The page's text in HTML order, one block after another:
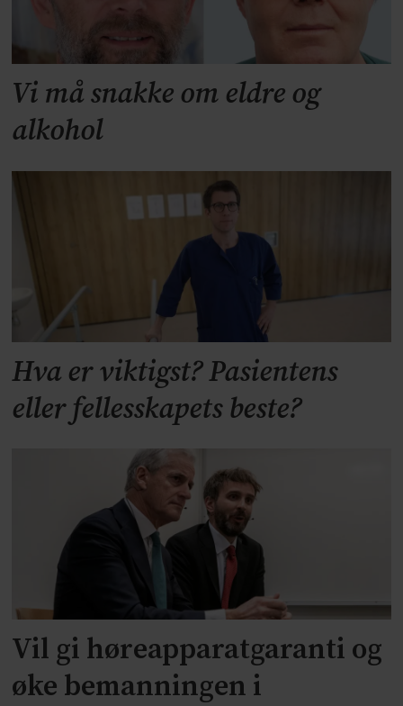
Vi må snakke om eldre og
alkohol
Hva er viktigst? Pasientens
eller fellesskapets beste?
Vil gi høreapparatgaranti og
øke bemanningen i